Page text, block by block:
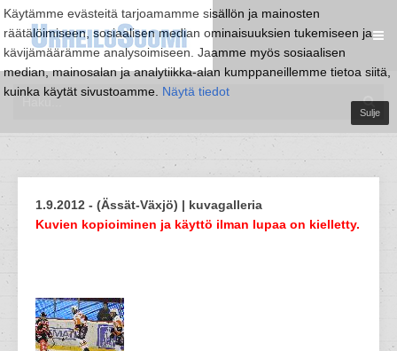
Käytämme evästeitä tarjoamamme sisällön ja mainosten
räätälöimiseen, sosiaalisen median ominaisuuksien tukemiseen ja
kävijämäärämme analysoimiseen. Jaamme myös sosiaalisen
median, mainosalan ja analytiikka-alan kumppaneillemme tietoa siitä,
kuinka käytät sivustoamme. Näytä tiedot
Sulje
1.9.2012 - (Ässät-Växjö) | kuvagalleria
Kuvien kopioiminen ja käyttö ilman lupaa on kielletty.